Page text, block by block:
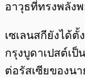
อาวุธที่ทรงพลัง
เซเลนสกียังได้ตั้
กรุงบูดาเปสต์เป็
ต่อรัสเซียของน